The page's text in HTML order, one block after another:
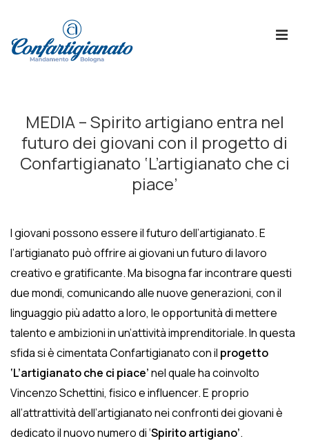
Principale
MEDIA – Spirito artigiano entra nel
futuro dei giovani con il progetto di
Confartigianato ‘L’artigianato che ci
piace’
I giovani possono essere il futuro dell’artigianato. E
l’artigianato può offrire ai giovani un futuro di lavoro
creativo e gratificante. Ma bisogna far incontrare questi
due mondi, comunicando alle nuove generazioni, con il
linguaggio più adatto a loro, le opportunità di mettere
talento e ambizioni in un’attività imprenditoriale. In questa
sfida si è cimentata Confartigianato con il progetto
‘L’artigianato che ci piace’nel quale ha coinvolto
Vincenzo Schettini, fisico e influencer. E proprio
all’attrattività dell’artigianato nei confronti dei giovani è
dedicato il nuovo numero di ‘Spirito artigiano’.